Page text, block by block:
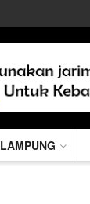
LAMPUNG